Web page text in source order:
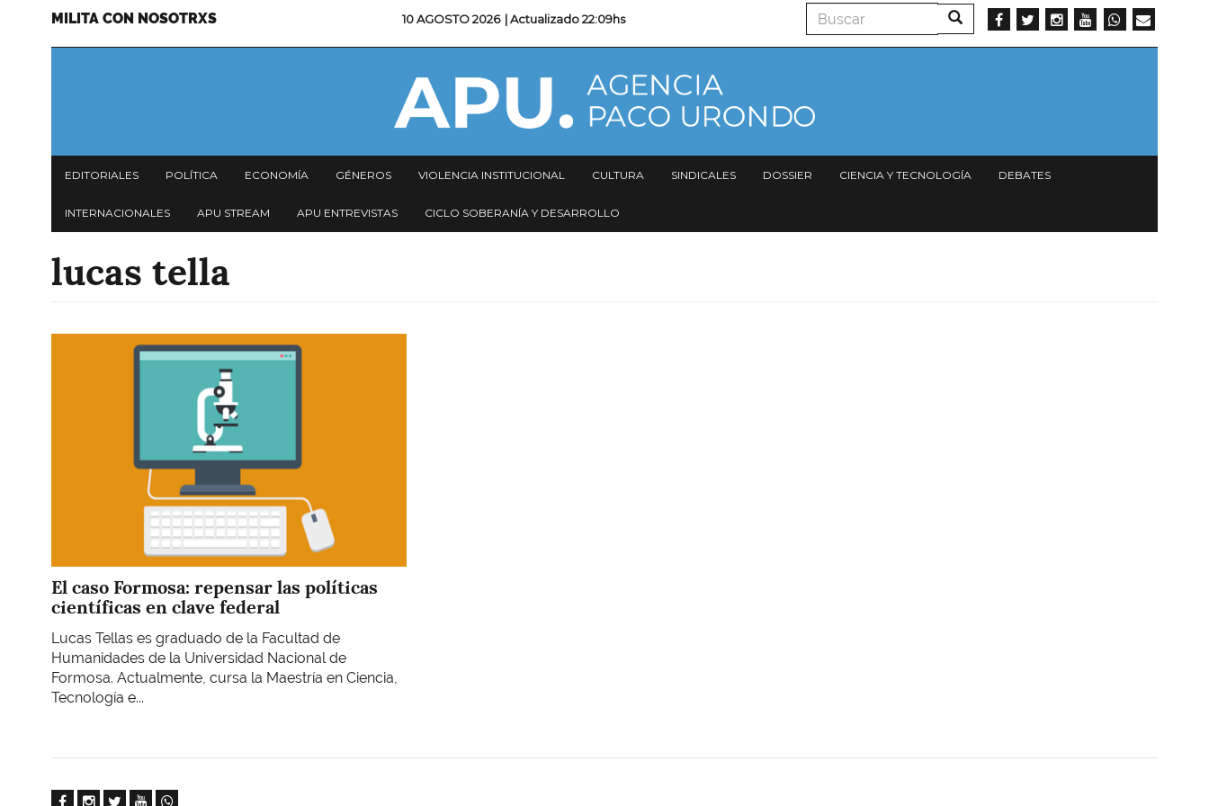
Menu
MILITA CON NOSOTRXS 10 AGOSTO 2026 | Actualizado22:09hs Buscar Buscar
Navegación
principal
EDITORIALES POLÍTICA ECONOMÍA GÉNEROS VIOLENCIA INSTITUCIONAL CULTURA SINDICALES DOSSIER CIENCIA Y TECNOLOGÍA DEBATES
INTERNACIONALES APU STREAM APU ENTREVISTAS CICLO SOBERANÍA Y DESARROLLO
lucas tella
El caso Formosa: repensar las políticas
científicas en clave federal
Lucas Tellas es graduado de la Facultad de
Humanidades de la Universidad Nacional de
Formosa. Actualmente, cursa la Maestría en Ciencia,
Tecnología e...